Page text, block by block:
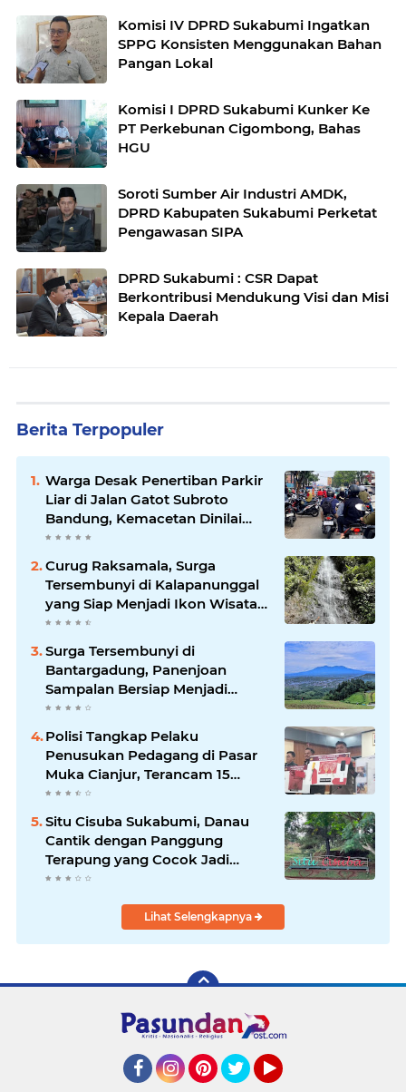
Komisi IV DPRD Sukabumi Ingatkan
SPPG Konsisten Menggunakan Bahan
Pangan Lokal
Komisi I DPRD Sukabumi Kunker Ke
PT Perkebunan Cigombong, Bahas
HGU
Soroti Sumber Air Industri AMDK,
DPRD Kabupaten Sukabumi Perketat
Pengawasan SIPA
DPRD Sukabumi : CSR Dapat
Berkontribusi Mendukung Visi dan Misi
Kepala Daerah
Berita Terpopuler
Warga Desak Penertiban Parkir
Liar di Jalan Gatot Subroto
Bandung, Kemacetan Dinilai
Makin Mengkhawatirkan
Curug Raksamala, Surga
Tersembunyi di Kalapanunggal
yang Siap Menjadi Ikon Wisata
Alam Baru Kabupaten
Surga Tersembunyi di
Bantargadung, Panenjoan
Sampalan Bersiap Menjadi
Destinasi Desa Wisata Baru
Polisi Tangkap Pelaku
Penusukan Pedagang di Pasar
Muka Cianjur, Terancam 15
Tahun Penjara
Situ Cisuba Sukabumi, Danau
Cantik dengan Panggung
Terapung yang Cocok Jadi
Destinasi Libur Akhir Pekan
Lihat Selengkapnya